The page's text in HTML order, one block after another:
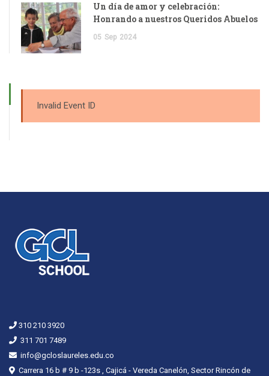
Un día de amor y celebración:
Honrando a nuestros Queridos Abuelos
05 Sep 2024
Invalid Event ID
310 210 3920
311 701 7489
info@gcloslaureles.edu.co
Carrera 16 b # 9 b -123s , Cajicá - Vereda Canelón, Sector Rincón de